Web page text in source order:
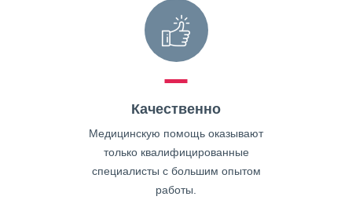
Качественно
Медицинскую помощь оказывают
только квалифицированные
специалисты с большим опытом
работы.